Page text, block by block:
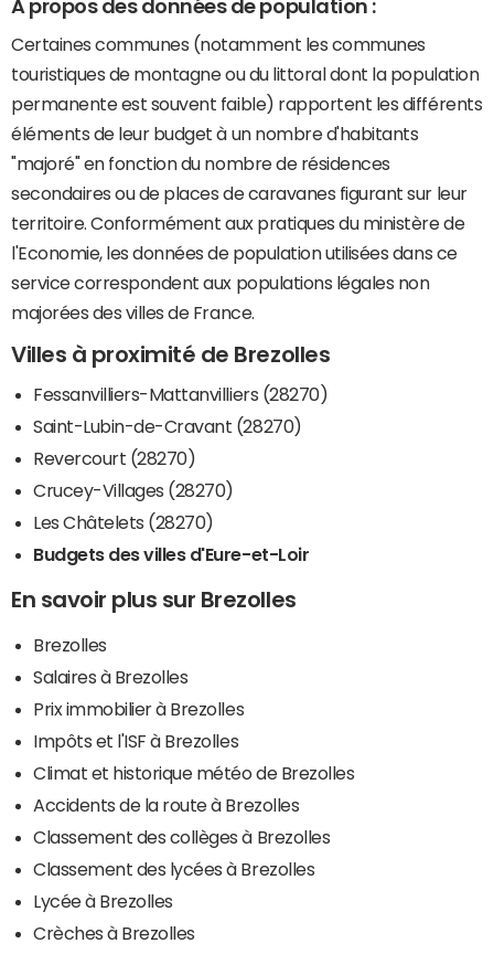
A propos des données de population :
Certaines communes (notamment les communes
touristiques de montagne ou du littoral dont la population
permanente est souvent faible) rapportent les différents
éléments de leur budget à un nombre d'habitants
"majoré" en fonction du nombre de résidences
secondaires ou de places de caravanes figurant sur leur
territoire. Conformément aux pratiques du ministère de
l'Economie, les données de population utilisées dans ce
service correspondent aux populations légales non
majorées des villes de France.
Villes à proximité de Brezolles
Fessanvilliers-Mattanvilliers (28270)
Saint-Lubin-de-Cravant (28270)
Revercourt (28270)
Crucey-Villages (28270)
Les Châtelets (28270)
Budgets des villes d'Eure-et-Loir
En savoir plus sur Brezolles
Brezolles
Salaires à Brezolles
Prix immobilier à Brezolles
Impôts et l'ISF à Brezolles
Climat et historique météo de Brezolles
Accidents de la route à Brezolles
Classement des collèges à Brezolles
Classement des lycées à Brezolles
Lycée à Brezolles
Crèches à Brezolles